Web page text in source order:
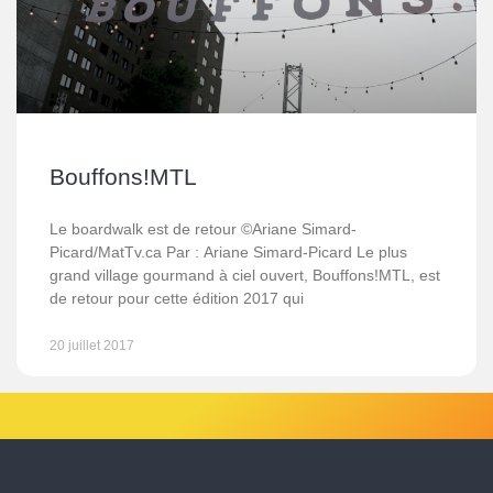
Bouffons!MTL
Le boardwalk est de retour ©Ariane Simard-
Picard/MatTv.ca Par : Ariane Simard-Picard Le plus
grand village gourmand à ciel ouvert, Bouffons!MTL, est
de retour pour cette édition 2017 qui
20 juillet 2017